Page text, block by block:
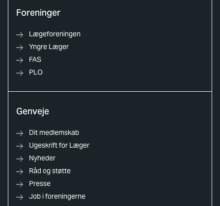
Foreninger
Lægeforeningen
Yngre Læger
FAS
PLO
Genveje
Dit medlemskab
Ugeskrift for Læger
Nyheder
Råd og støtte
Presse
Job i foreningerne